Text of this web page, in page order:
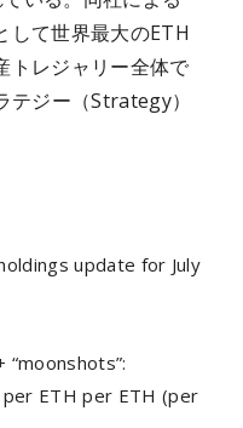
して世界最大のETH
トレジャリー全体で
テジー（Strategy）
update for July
ETH per ETH (per